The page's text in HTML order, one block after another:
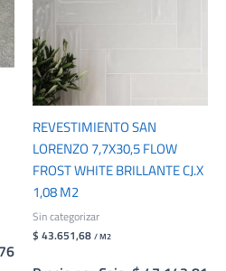
REVESTIMIENTO SAN
LORENZO 7,7X30,5 FLOW
FROST WHITE BRILLANTE CJ.X
1,08 M2
Sin categorizar
$ 43.651,68 / M2